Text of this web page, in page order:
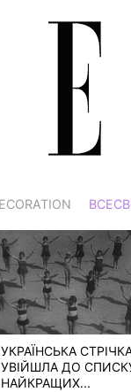
УКРАЇНСЬКА
УВІЙШЛА ДО
НАЙКРАЩИХ...